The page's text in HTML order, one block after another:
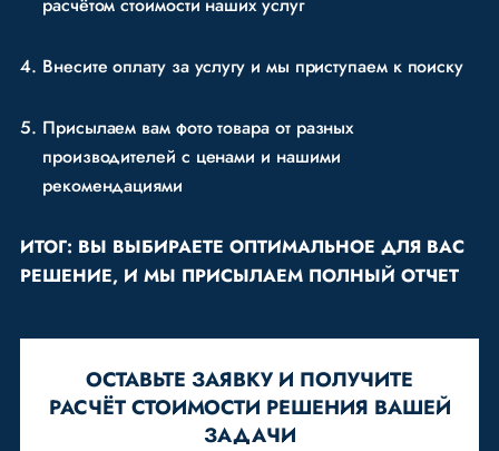
Внесите оплату за услугу и мы приступаем к поиску
Присылаем вам фото товара от разных
производителей с ценами и нашими
рекомендациями
ИТОГ: ВЫ ВЫБИРАЕТЕ ОПТИМАЛЬНОЕ ДЛЯ ВАС
РЕШЕНИЕ, И МЫ ПРИСЫЛАЕМ ПОЛНЫЙ ОТЧЕТ
ОСТАВЬТЕ ЗАЯВКУ И ПОЛУЧИТЕ
РАСЧЁТ СТОИМОСТИ РЕШЕНИЯ ВАШЕЙ
ЗАДАЧИ